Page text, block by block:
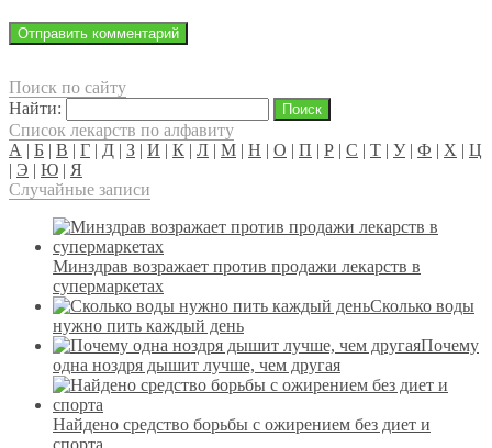
Поиск по сайту
Найти:
Список лекарств по алфавиту
А | Б | В | Г | Д | З | И | К | Л | М | Н | О | П | Р | С | Т | У| Ф | Х | Ц
| Э | Ю | Я
Случайные записи
Минздрав возражает против продажи лекарств в
супермаркетах
Сколько воды
нужно пить каждый день
Почему
одна ноздря дышит лучше, чем другая
Найдено средство борьбы с ожирением без диет и
спорта